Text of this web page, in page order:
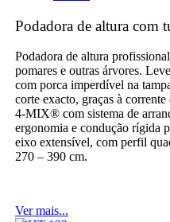
Podadora de altura com
Podadora de altura
pomares e outras árvores.
com porca imperdível na
corte exacto, graças à
4-MIX® com sistema de
ergonomia e condução rígida
eixo extensível, com perfil
270 – 390 cm.
Ver mais...